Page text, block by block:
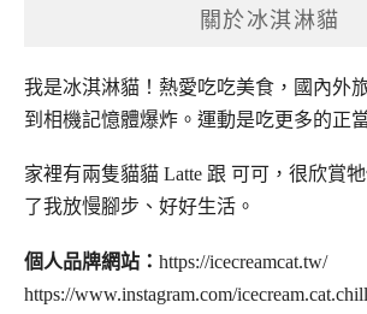
關於冰淇淋貓
我是冰淇淋貓！ 熱愛吃吃美食，國內外
到相機記憶體爆炸。 運動是吃更多的正
家裡有兩隻貓貓 Latte 跟 可可， 很欣賞
了我放慢腳步、好好生活。
個人品牌網站： https://icecreamcat.tw/
https://www.instagram.com/icecream.cat.chill